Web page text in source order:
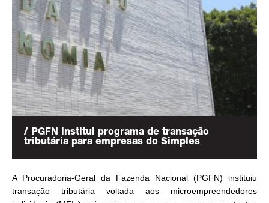
/ PGFN institui programa de transação
tributária para empresas do Simples
A Procuradoria-Geral da Fazenda Nacional (PGFN) instituiu
transação tributária voltada aos microempreendedores